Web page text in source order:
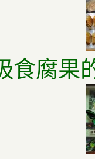
食腐果